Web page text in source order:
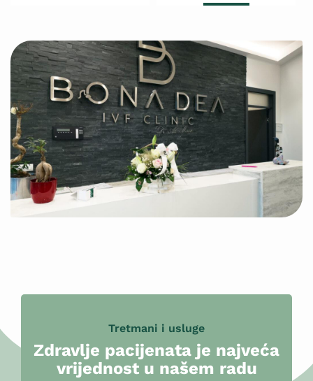
Tretmani i usluge
Zdravlje pacijenata je najveća
vrijednost u našem radu